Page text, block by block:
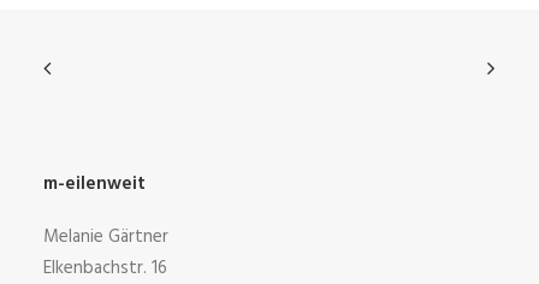
m-eilenweit
Melanie Gärtner
Elkenbachstr. 16